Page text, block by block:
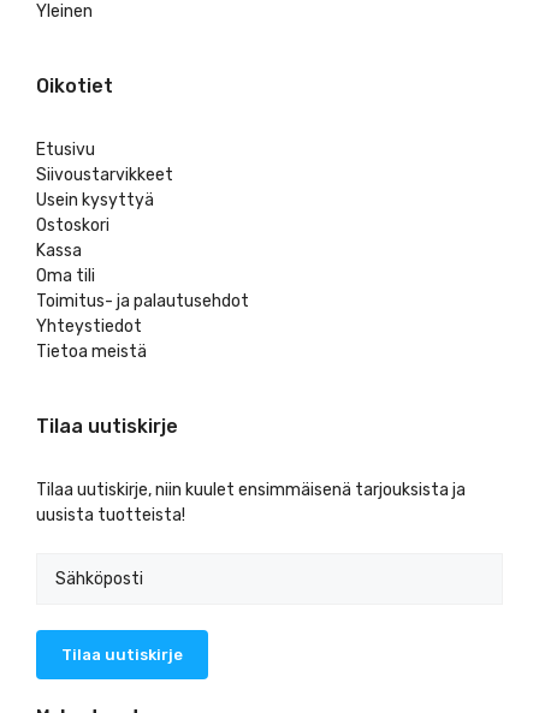
Yleinen
Oikotiet
Etusivu
Siivoustarvikkeet
Usein kysyttyä
Ostoskori
Kassa
Oma tili
Toimitus- ja palautusehdot
Yhteystiedot
Tietoa meistä
Tilaa uutiskirje
Tilaa uutiskirje, niin kuulet ensimmäisenä tarjouksista ja
uusista tuotteista!